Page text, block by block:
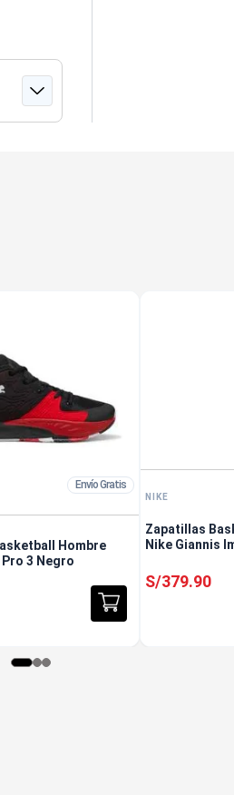
Envío Gratis
Hombre
3 Negro
NIKE
Zapatillas
Nike Giannis
S/379.90